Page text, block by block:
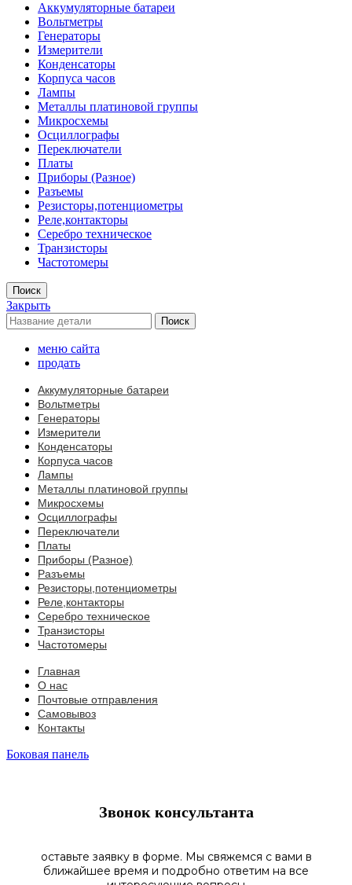
Аккумуляторные батареи
Вольтметры
Генераторы
Измерители
Конденсаторы
Корпуса часов
Лампы
Металлы платиновой группы
Микросхемы
Осциллографы
Переключатели
Платы
Приборы (Разное)
Разъемы
Резисторы,потенциометры
Реле,контакторы
Серебро техническое
Транзисторы
Частотомеры
Поиск
Закрыть
Поиск
меню сайта
продать
Аккумуляторные батареи
Вольтметры
Генераторы
Измерители
Конденсаторы
Корпуса часов
Лампы
Металлы платиновой группы
Микросхемы
Осциллографы
Переключатели
Платы
Приборы (Разное)
Разъемы
Резисторы,потенциометры
Реле,контакторы
Серебро техническое
Транзисторы
Частотомеры
Главная
О нас
Почтовые отправления
Самовывоз
Контакты
Боковая панель
Звонок консультанта
оставьте заявку в форме. Мы свяжемся с вами в
ближайшее время и подробно ответим на все